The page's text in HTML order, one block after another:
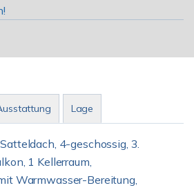
Lage
4-geschossig, 3.
1 Kellerraum,
Warmwasser-Bereitung,